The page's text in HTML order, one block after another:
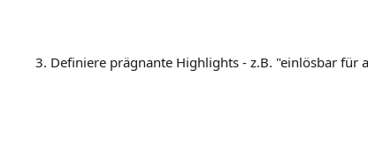
3. Definiere prägnante Highlights - z.B. "einlösbar für